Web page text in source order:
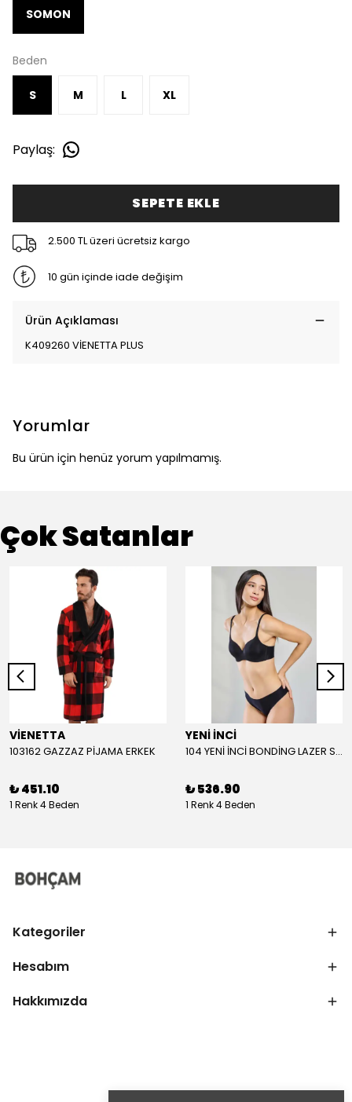
SOMON
Beden
S M L XL
Paylaş:
SEPETE EKLE
2.500 TL üzeri ücretsiz kargo
10 gün içinde iade değişim
Ürün Açıklaması
K409260 VİENETTA PLUS
Yorumlar
Bu ürün için henüz yorum yapılmamış.
Çok Satanlar
VİENETTA
103162 GAZZAZ PİJAMA ERKEK
₺ 451.10
1 Renk 4 Beden
YENİ İNCİ
104 YENİ İNCİ BONDİNG LAZER SÜTYEN KADIN
₺ 536.90
1 Renk 4 Beden
Kategoriler
Hesabım
Hakkımızda